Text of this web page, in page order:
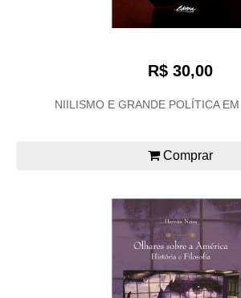
R$ 30,00
NIILISMO E GRANDE POLÍTICA
Comprar